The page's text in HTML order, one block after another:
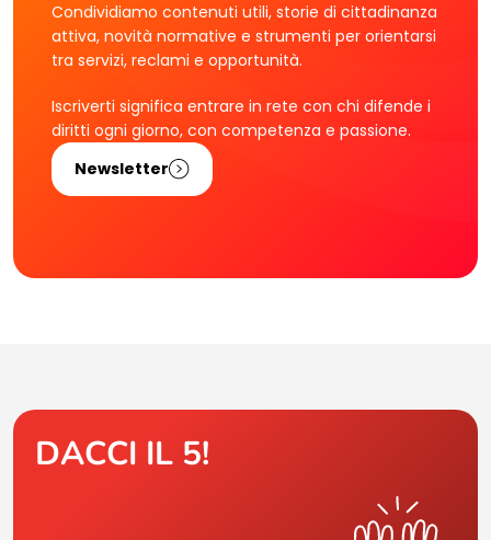
Condividiamo contenuti utili, storie di cittadinanza
attiva, novità normative e strumenti per orientarsi
tra servizi, reclami e opportunità.
Iscriverti significa entrare in rete con chi difende i
diritti ogni giorno, con competenza e passione.
Newsletter
DACCI IL 5!